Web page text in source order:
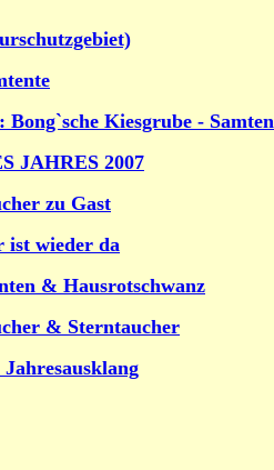
Kiesgrube -
JAHRES 2007
zu Gast
ist wieder da
& Hausrotschwanz
& Sterntaucher
Jahresausklang